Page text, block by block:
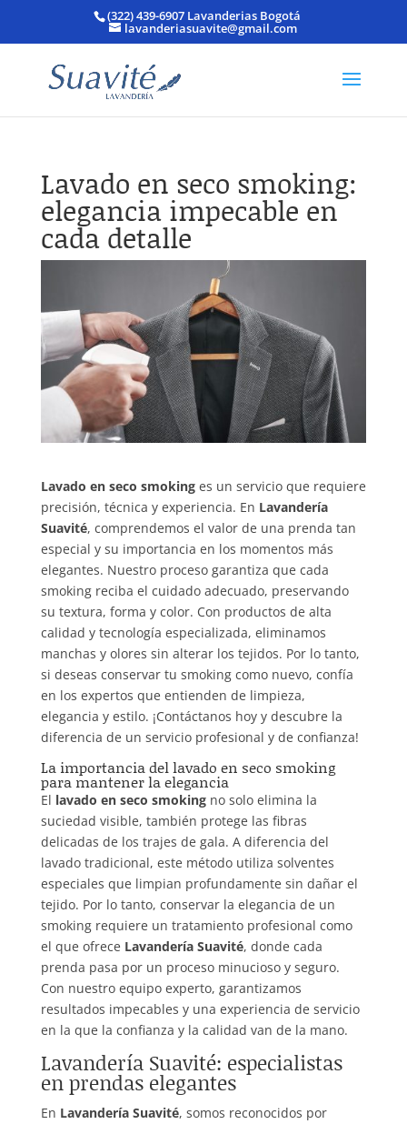
(322) 439-6907 Lavanderias Bogotá
lavanderiasuavite@gmail.com
Lavado en seco smoking:
elegancia impecable en
cada detalle
Lavado en seco smokinges un servicio que requiere
precisión, técnica y experiencia. En Lavandería
Suavité, comprendemos el valor de una prenda tan
especial y su importancia en los momentos más
elegantes. Nuestro proceso garantiza que cada
smoking reciba el cuidado adecuado, preservando
su textura, forma y color. Con productos de alta
calidad y tecnología especializada, eliminamos
manchas y olores sin alterar los tejidos. Por lo tanto,
si deseas conservar tu smoking como nuevo, confía
en los expertos que entienden de limpieza,
elegancia y estilo. ¡Contáctanos hoy y descubre la
diferencia de un servicio profesional y de confianza!
La importancia del lavado en seco smoking
para mantener la elegancia
El lavado en seco smokingno solo elimina la
suciedad visible, también protege las fibras
delicadas de los trajes de gala. A diferencia del
lavado tradicional, este método utiliza solventes
especiales que limpian profundamente sin dañar el
tejido. Por lo tanto, conservar la elegancia de un
smoking requiere un tratamiento profesional como
el que ofrece Lavandería Suavité, donde cada
prenda pasa por un proceso minucioso y seguro.
Con nuestro equipo experto, garantizamos
resultados impecables y una experiencia de servicio
en la que la confianza y la calidad van de la mano.
Lavandería Suavité: especialistas
en prendas elegantes
En Lavandería Suavité, somos reconocidos por